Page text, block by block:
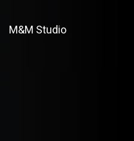
M&M Studio